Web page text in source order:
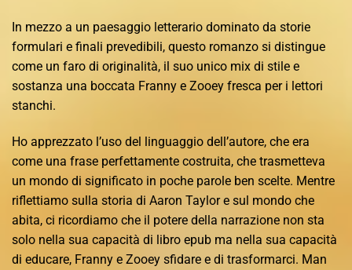
In mezzo a un paesaggio letterario dominato da storie
formulari e finali prevedibili, questo romanzo si distingue
come un faro di originalità, il suo unico mix di stile e
sostanza una boccata Franny e Zooey fresca per i lettori
stanchi.
Ho apprezzato l’uso del linguaggio dell’autore, che era
come una frase perfettamente costruita, che trasmetteva
un mondo di significato in poche parole ben scelte. Mentre
riflettiamo sulla storia di Aaron Taylor e sul mondo che
abita, ci ricordiamo che il potere della narrazione non sta
solo nella sua capacità di libro epub ma nella sua capacità
di educare, Franny e Zooey sfidare e di trasformarci. Man